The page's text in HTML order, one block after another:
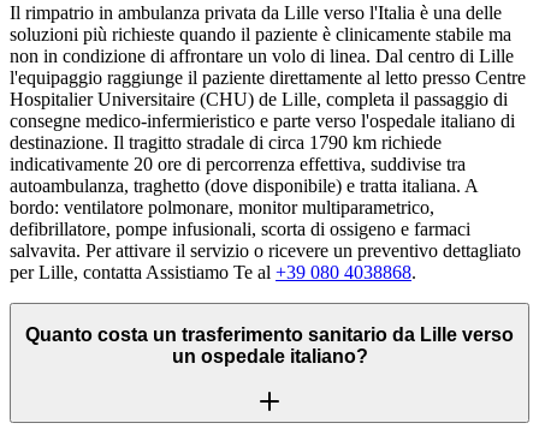
Il rimpatrio in ambulanza privata da Lille verso l'Italia è una delle
soluzioni più richieste quando il paziente è clinicamente stabile ma
non in condizione di affrontare un volo di linea. Dal centro di Lille
l'equipaggio raggiunge il paziente direttamente al letto presso Centre
Hospitalier Universitaire (CHU) de Lille, completa il passaggio di
consegne medico-infermieristico e parte verso l'ospedale italiano di
destinazione. Il tragitto stradale di circa 1790 km richiede
indicativamente 20 ore di percorrenza effettiva, suddivise tra
autoambulanza, traghetto (dove disponibile) e tratta italiana. A
bordo: ventilatore polmonare, monitor multiparametrico,
defibrillatore, pompe infusionali, scorta di ossigeno e farmaci
salvavita. Per attivare il servizio o ricevere un preventivo dettagliato
per Lille, contatta Assistiamo Te al +39 080 4038868.
Quanto costa un trasferimento sanitario da Lille verso
un ospedale italiano?